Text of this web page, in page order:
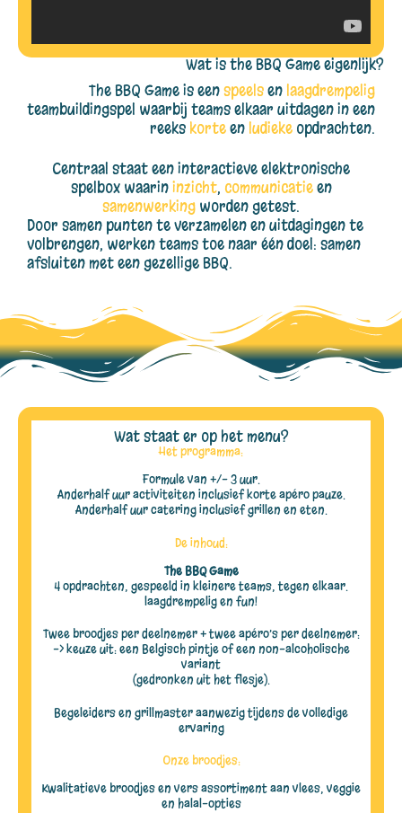
Wat is the BBQ Game eigenlijk?
The BBQ Game is eenspeelsen laagdrempelig
teambuildingspel waarbij teams elkaar uitdagen in een
reeks korteen ludieke opdrachten.
Centraal staat een interactieve elektronische
spelbox waarininzicht, communicatieen
samenwerking worden getest.
Door samen punten te verzamelen en uitdagingen te
volbrengen, werken teams toe naar één doel: samen
afsluiten met een gezellige BBQ.
Wat staat er op het menu?
Het programma:
Formule van +/- 3 uur.
Anderhalf uur activiteiten inclusief korte apéro pauze.
Anderhalf uur catering inclusief grillen en eten.
De inhoud:
The BBQ Game
4 opdrachten, gespeeld in kleinere teams, tegen elkaar.
laagdrempelig en fun!
Twee broodjes per deelnemer + twee apéro’s per deelnemer:
-> keuze uit: een Belgisch pintje of een non-alcoholische
variant
(gedronken uit het flesje).
Begeleiders en grillmaster aanwezig tijdens de volledige
ervaring
Onze broodjes:
Kwalitatieve broodjes en vers assortiment aan vlees, veggie
en halal-opties